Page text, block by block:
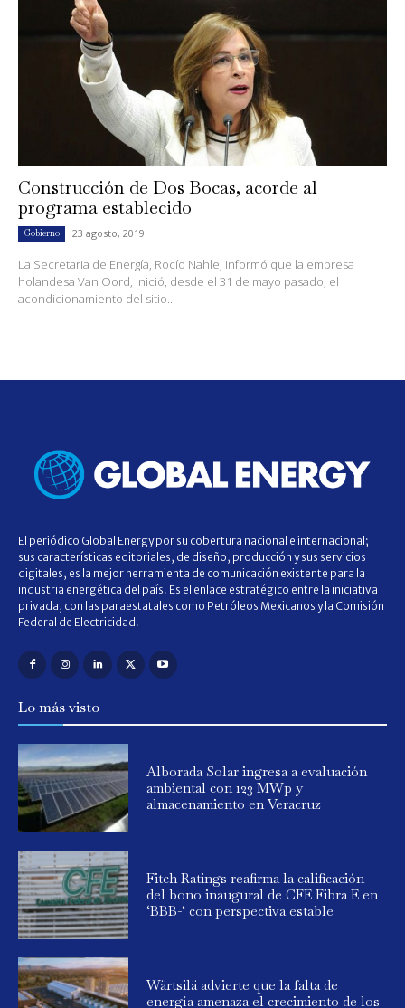
Construcción de Dos Bocas, acorde al
programa establecido
Gobierno 23 agosto, 2019
La Secretaria de Energía, Rocío Nahle, informó que la empresa
holandesa Van Oord, inició, desde el 31 de mayo pasado, el
acondicionamiento del sitio...
El periódico Global Energy por su cobertura nacional e internacional;
sus características editoriales, de diseño, producción y sus servicios
digitales, es la mejor herramienta de comunicación existente para la
industria energética del país. Es el enlace estratégico entre la iniciativa
privada, con las paraestatales como Petróleos Mexicanos y la Comisión
Federal de Electricidad.
Lo más visto
Alborada Solar ingresa a evaluación
ambiental con 123 MWp y
almacenamiento en Veracruz
Fitch Ratings reafirma la calificación
del bono inaugural de CFE Fibra E en
‘BBB-‘ con perspectiva estable
Wärtsilä advierte que la falta de
energía amenaza el crecimiento de los